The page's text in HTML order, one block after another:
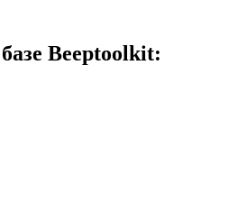
Beeptoolkit: